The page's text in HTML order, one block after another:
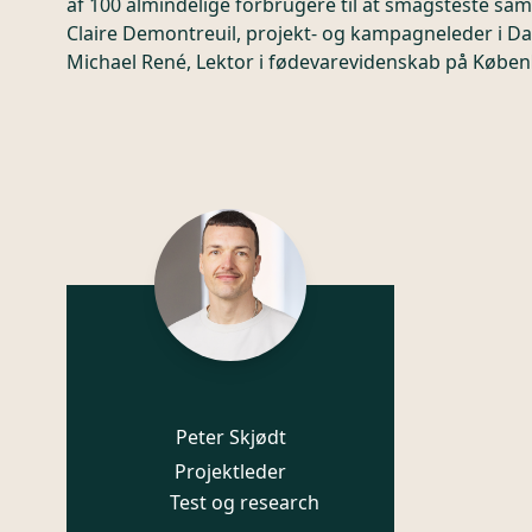
Claire Demontreuil, projekt- og kampagneleder i
Michael René, Lektor i fødevarevidenskab på
Peter Skjødt
Projektleder
Test og research